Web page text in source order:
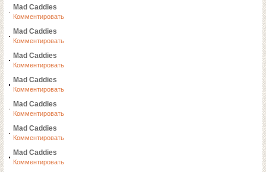
Mad Caddies
Комментировать
Mad Caddies
Комментировать
Mad Caddies
Комментировать
Mad Caddies
Комментировать
Mad Caddies
Комментировать
Mad Caddies
Комментировать
Mad Caddies
Комментировать